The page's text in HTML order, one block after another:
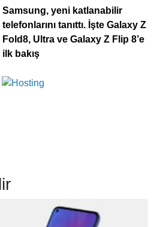
Samsung, yeni katlanabilir
telefonlarını tanıttı. İşte Galaxy Z
Fold8, Ultra ve Galaxy Z Flip 8’e
ilk bakış